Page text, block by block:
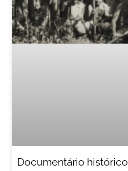
Documentário histórico